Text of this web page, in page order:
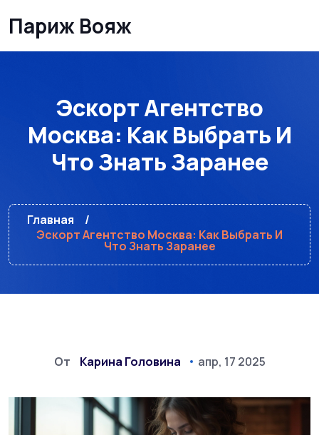
Париж Вояж
Эскорт Агентство
Москва: Как Выбрать И
Что Знать Заранее
Главная
Эскорт Агентство Москва: Как Выбрать И
Что Знать Заранее
От Карина Головина апр, 17 2025